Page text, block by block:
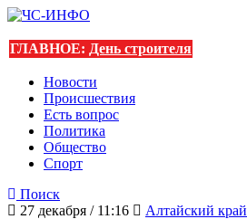
ГЛАВНОЕ: День строителя
Новости
Происшествия
Есть вопрос
Политика
Общество
Спорт
Поиск
27 декабря / 11:16
Алтайский край